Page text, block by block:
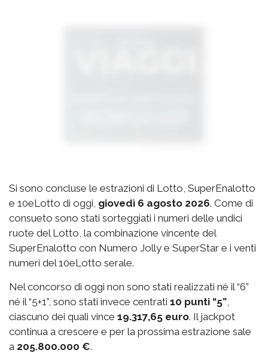
Si sono concluse le estrazioni di Lotto, SuperEnalotto
e 10eLotto di oggi, giovedì 6 agosto 2026. Come di
consueto sono stati sorteggiati i numeri delle undici
ruote del Lotto, la combinazione vincente del
SuperEnalotto con Numero Jolly e SuperStar e i venti
numeri del 10eLotto serale.
Nel concorso di oggi non sono stati realizzati né il “6”
né il “5+1”, sono stati invece centrati 10 punti “5”,
ciascuno dei quali vince 19.317,65 euro. Il jackpot
continua a crescere e per la prossima estrazione sale
a 205.800.000 €.